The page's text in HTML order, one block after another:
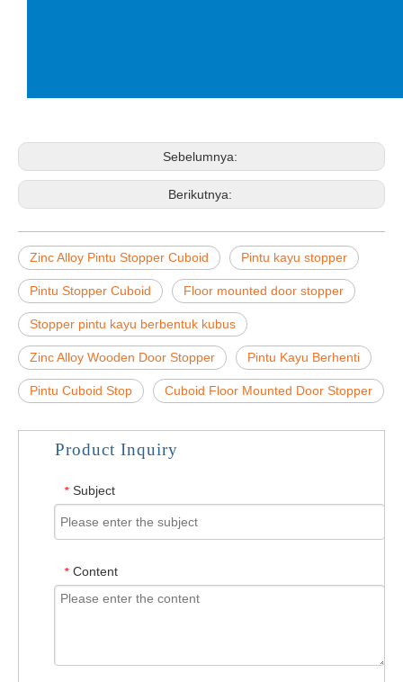
Sebelumnya:
Berikutnya:
Zinc Alloy Pintu Stopper Cuboid Pintu kayu stopper
Pintu Stopper Cuboid Floor mounted door stopper
Stopper pintu kayu berbentuk kubus
Zinc Alloy Wooden Door Stopper Pintu Kayu Berhenti
Pintu Cuboid Stop Cuboid Floor Mounted Door Stopper
Product Inquiry
* Subject
* Content